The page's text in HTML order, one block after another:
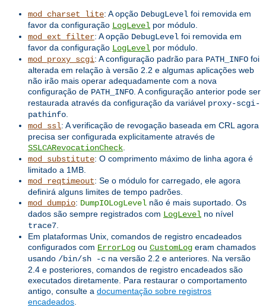
mod_charset_lite: A opção DebugLevel foi removida em
favor da configuração LogLevel por módulo.
mod_ext_filter: A opção DebugLevel foi removida em
favor da configuração LogLevel por módulo.
mod_proxy_scgi: A configuração padrão para PATH_INFO foi
alterada em relação à versão 2.2 e algumas aplicações web
não irão mais operar adequadamente com a nova
configuração de PATH_INFO . A configuração anterior pode ser
restaurada através da configuração da variável proxy-scgi-
pathinfo
mod_ssl: A verificação de revogação baseada em CRL agora
precisa ser configurada explicitamente através de
SSLCARevocationCheck
mod_substitute: O comprimento máximo de linha agora é
limitado a 1MB.
mod_reqtimeout: Se o módulo for carregado, ele agora
definirá alguns limites de tempo padrões.
mod_dumpio: DumpIOLogLevel não é mais suportado. Os
dados são sempre registrados com LogLevel no nível
trace7
Em plataformas Unix, comandos de registro encadeados
configurados com ErrorLog ou CustomLog eram chamados
usando /bin/sh -c na versão 2.2 e anteriores. Na versão
2.4 e posteriores, comandos de registro encadeados são
executados diretamente. Para restaurar o comportamento
antigo, consulte a documentação sobre registros
encadeados